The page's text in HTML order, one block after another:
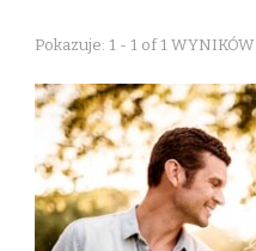
Pokazuje: 1 - 1 of 1 WYNIKÓW